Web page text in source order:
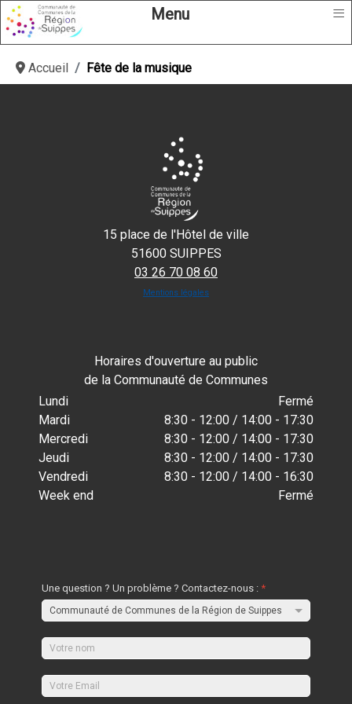
Menu ≡
Accueil Fête de la musique
15 place de l'Hôtel de ville
51600 SUIPPES
03 26 70 08 60
Mentions légales
Horaires d'ouverture au public
de la Communauté de Communes
Lundi
Fermé
Mardi
8:30 - 12:00 / 14:00 - 17:30
Mercredi
8:30 - 12:00 / 14:00 - 17:30
Jeudi
8:30 - 12:00 / 14:00 - 17:30
Vendredi
8:30 - 12:00 / 14:00 - 16:30
Week end
Fermé
Une question ? Un problème ? Contactez-nous :*